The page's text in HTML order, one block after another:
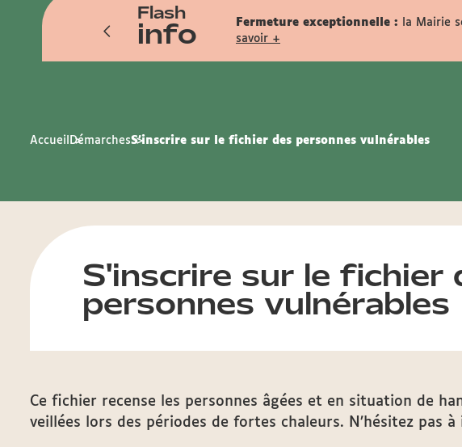
Flash
info
pendant l'été. Reprise le samedi Fermeture exceptionnelle : la Mairie
savoir +
Accueil DémarchesS'inscrire sur le fichier des personnes vulnérables
S'inscrire sur le fichier
personnes vulnérables
Ce fichier recense les personnes âgées et en situation de
veillées lors des périodes de fortes chaleurs. N’hésitez pas